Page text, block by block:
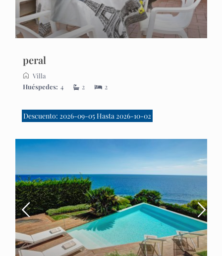
peral
Villa
Huéspedes: 4 2 2
Descuento: 2026-09-05 Hasta 2026-10-02